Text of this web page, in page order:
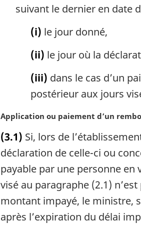
suivant le dernier en date
(i) le jour donné,
(ii) le jour où la
(iii) dans le cas d’un
postérieur aux jours
N
t
e
a
r
g
n
Application ou paiement d’un
(3.1) Si, lors de
déclaration de celle-ci ou
payable par une personne
visé au paragraphe (2.1)
montant impayé, le ministre,
après l’expiration du délai